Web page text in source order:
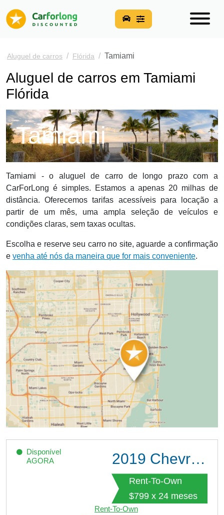
Aluguel de carros Flórida Tamiami
Aluguel de carros em Tamiami
Flórida
Tamiami
Tamiami - o aluguel de carro de longo prazo com a
CarForLong é simples. Estamos a apenas 20 milhas de
distância. Oferecemos tarifas acessíveis para locação a
partir de um mês, uma ampla seleção de veículos e
condições claras, sem taxas ocultas.
Escolha e reserve seu carro no site, aguarde a confirmação
e venha até nós da maneira que for mais conveniente.
Disponível
AGORA
2019 Chevrolet Malibu
Rent-To-Own
$799 x 24 meses
Rent-To-Own